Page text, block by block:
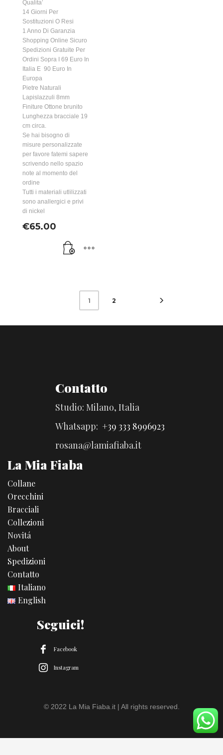
Qualita’
14 Giorni Per
Sostituzioni O Resi
1 Anno Di Garanzia
Shopping Online Sicuro
Spedizioni Gratuite Per
Ordini Sopra I 69 Euro In
Italia E 90 Euro In
Europa
Pietre Naturali
Lapislazzuli 8mm
Finiture Ottone brunito
Lunghezza bracciale 19
cm circa.
Se hai bisogno di
misure personalizzate
per favore fatemi sapere
scrivendo nello spazio
note al momento del
ordine
Tutti i materiali utlilizzati
sono anallergici e privi
di nickel
€65.00
1 2
Contatto
Studio: Milano, Italia
Whatsapp: +39 333 8996923
rosana@lamiafiaba.it
La Mia Fiaba
Collane
Orecchini
Bracciali
Collezioni
Novitá
About
Spedizioni
Contatto
Italiano
English
Seguici!
Facebook
Instagram
© 2022 La Mia Fiaba.it | All rights reserved.